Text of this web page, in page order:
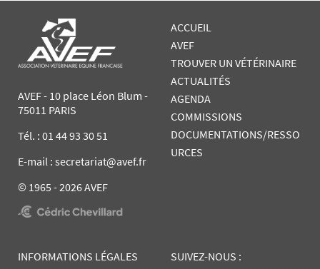
AVEF - 10 place Léon Blum -
75011 PARIS
Tél. : 01 44 93 30 51
E-mail : secretariat@avef.fr
© 1965 - 2026 AVEF
ACCUEIL
AVEF
TROUVER UN VÉTÉRINAIRE
ACTUALITÉS
AGENDA
COMMISSIONS
DOCUMENTATIONS/RESSO
URCES
INFORMATIONS LÉGALES SUIVEZ-NOUS :